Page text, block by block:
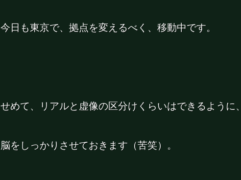
今日も東京で、拠点を変えるべく、移動中です。
せめて、リアルと虚像の区分けくらいはできるように、
脳をしっかりさせておきます（苦笑）。